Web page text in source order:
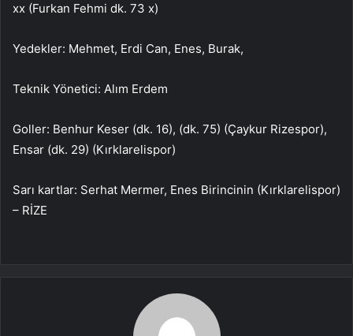
xx (Furkan Fehmi dk. 73 x)
Yedekler: Mehmet, Erdi Can, Enes, Burak,
Teknik Yönetici: Alım Erdem
Goller: Benhur Keser (dk. 16), (dk. 75) (Çaykur Rizespor),
Ensar (dk. 29) (Kırklarelispor)
Sarı kartlar: Serhat Mermer, Enes Birincinin (Kırklarelispor)
– RİZE